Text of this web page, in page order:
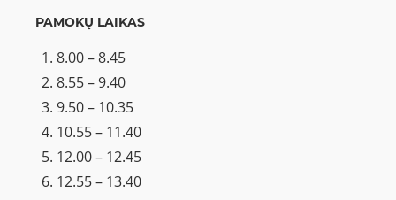
PAMOKŲ LAIKAS
8.00 – 8.45
8.55 – 9.40
9.50 – 10.35
10.55 – 11.40
12.00 – 12.45
12.55 – 13.40